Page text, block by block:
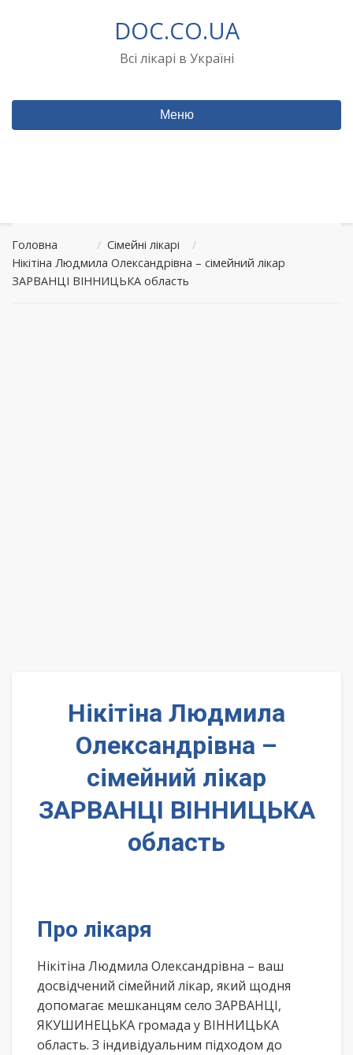
DOC.CO.UA
Всі лікарі в Україні
Меню
Головна / Сімейні лікарі
/
Нікітіна Людмила Олександрівна – сімейний лікар
ЗАРВАНЦІ ВІННИЦЬКА область
Нікітіна Людмила
Олександрівна –
сімейний лікар
ЗАРВАНЦІ ВІННИЦЬКА
область
Про лікаря
Нікітіна Людмила Олександрівна – ваш
досвідчений сімейний лікар, який щодня
допомагає мешканцям село ЗАРВАНЦІ,
ЯКУШИНЕЦЬКА громада у ВІННИЦЬКА
область. З індивідуальним підходом до